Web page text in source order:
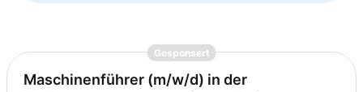
Gesponsert{prompt.job}
Maschinenführer (m/w/d) in der